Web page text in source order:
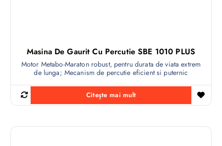
Masina De Gaurit Cu Percutie SBE 1010 PLUS
Motor Metabo-Maraton robust, pentru durata de viata extrem
de lunga; Mecanism de percutie eficient si puternic
Citește mai mult